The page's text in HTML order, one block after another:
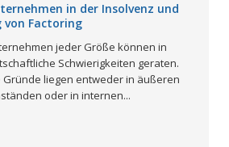
in der Insolvenz und
Factoring
jeder Größe können in
Schwierigkeiten geraten.
Gründe liegen entweder in äußeren
oder in internen...